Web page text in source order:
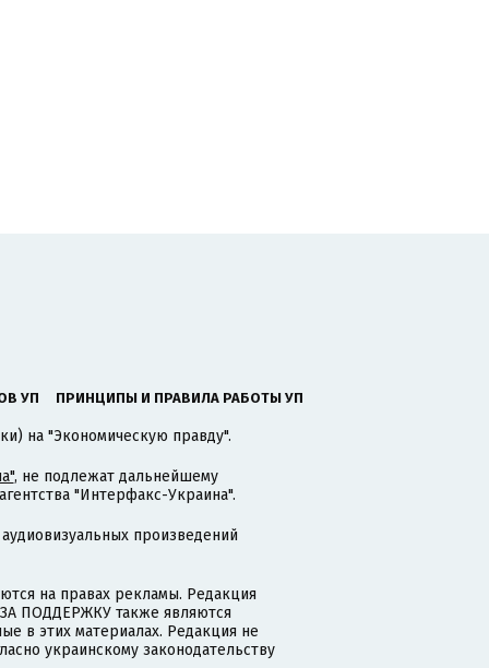
УП ПРИНЦИПЫ И ПРАВИЛА РАБОТЫ УП
на "Экономическую правду".
, не подлежат дальнейшему
"Интерфакс-Украина".
произведений
на правах рекламы. Редакция
ПОДДЕРЖКУ также являются
в этих материалах. Редакция не
украинскому законодательству